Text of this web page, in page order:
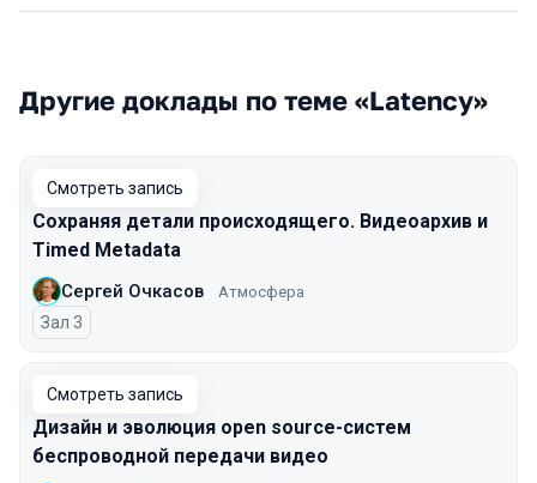
Другие доклады по теме «Latency»
Смотреть запись
Сохраняя детали происходящего. Видеоархив и
Timed Metadata
Сергей Очкасов Атмосфера
Зал 3
Смотреть запись
Дизайн и эволюция open source-систем
беспроводной передачи видео